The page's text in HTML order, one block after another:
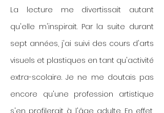
La lecture me divertissait autant
qu'elle m'inspirait. Par la suite durant
sept années, j'ai suivi des cours d'arts
visuels et plastiques en tant qu'activité
extra-scolaire. Je ne me doutais pas
encore qu'une profession artistique
s'en profilerait à l'âge adulte. En effet,